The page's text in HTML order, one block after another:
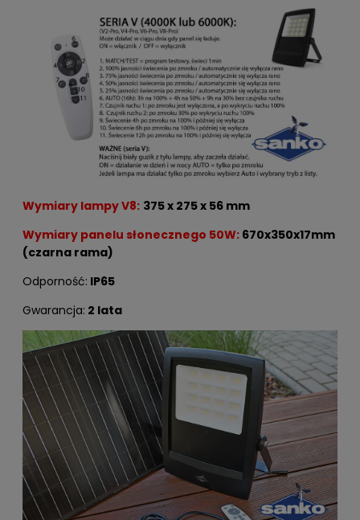
Wymiary lampy V8: 375 x 275 x 56 mm
Wymiary panelu słonecznego 50W: 670x350x17mm
(czarna rama)
Odporność: IP65
Gwarancja: 2 lata